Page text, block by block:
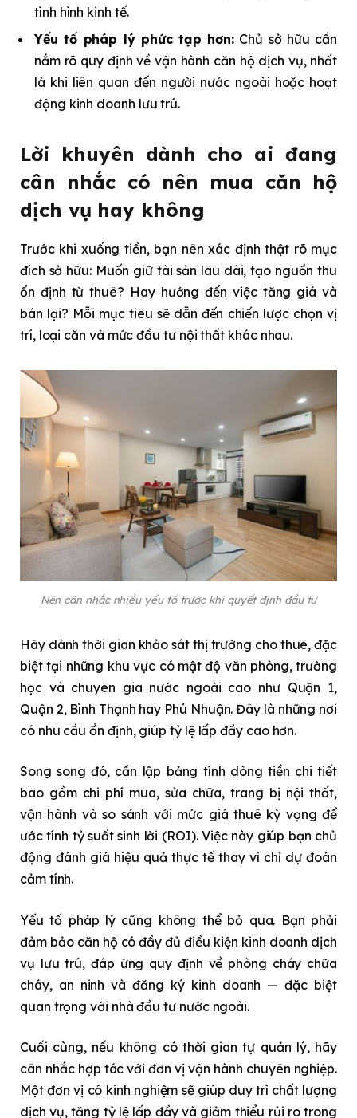
tình hình kinh tế.
Yếu tố pháp lý phức tạp hơn: Chủ sở hữu cần
nắm rõ quy định về vận hành căn hộ dịch vụ, nhất
là khi liên quan đến người nước ngoài hoặc hoạt
động kinh doanh lưu trú.
Lời khuyên dành cho ai đang
cân nhắc có nên mua căn hộ
dịch vụ hay không
Trước khi xuống tiền, bạn nên xác định thật rõ mục
đích sở hữu: Muốn giữ tài sản lâu dài, tạo nguồn thu
ổn định từ thuê? Hay hướng đến việc tăng giá và
bán lại? Mỗi mục tiêu sẽ dẫn đến chiến lược chọn vị
trí, loại căn và mức đầu tư nội thất khác nhau.
Nên cân nhắc nhiều yếu tố trước khi quyết định đầu tư
Hãy dành thời gian khảo sát thị trường cho thuê, đặc
biệt tại những khu vực có mật độ văn phòng, trường
học và chuyên gia nước ngoài cao như Quận 1,
Quận 2, Bình Thạnh hay Phú Nhuận. Đây là những nơi
có nhu cầu ổn định, giúp tỷ lệ lấp đầy cao hơn.
Song song đó, cần lập bảng tính dòng tiền chi tiết
bao gồm chi phí mua, sửa chữa, trang bị nội thất,
vận hành và so sánh với mức giá thuê kỳ vọng để
ước tính tỷ suất sinh lời (ROI). Việc này giúp bạn chủ
động đánh giá hiệu quả thực tế thay vì chỉ dự đoán
cảm tính.
Yếu tố pháp lý cũng không thể bỏ qua. Bạn phải
đảm bảo căn hộ có đầy đủ điều kiện kinh doanh dịch
vụ lưu trú, đáp ứng quy định về phòng cháy chữa
cháy, an ninh và đăng ký kinh doanh — đặc biệt
quan trọng với nhà đầu tư nước ngoài.
Cuối cùng, nếu không có thời gian tự quản lý, hãy
cân nhắc hợp tác với đơn vị vận hành chuyên nghiệp.
Một đơn vị có kinh nghiệm sẽ giúp duy trì chất lượng
dịch vụ, tăng tỷ lệ lấp đầy và giảm thiểu rủi ro trong